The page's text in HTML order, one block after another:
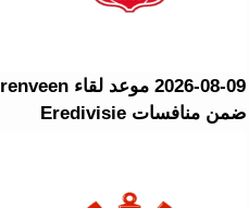
ضمن منافسات Eredivisie